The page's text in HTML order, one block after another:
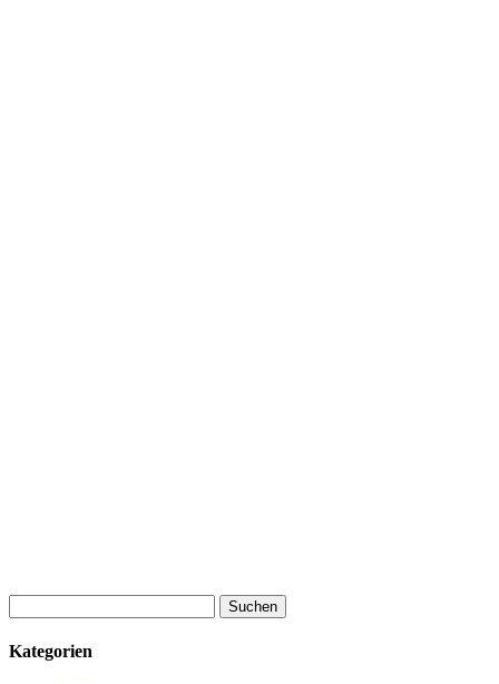
nach:
Kategorien